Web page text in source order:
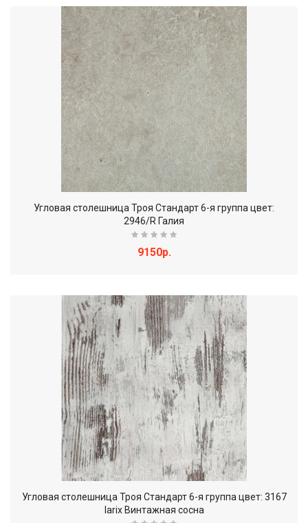
Угловая столешница Троя Стандарт 6-я группа цвет:
2946/R Галия
9150р.
Угловая столешница Троя Стандарт 6-я группа цвет: 3167
larix Винтажная сосна